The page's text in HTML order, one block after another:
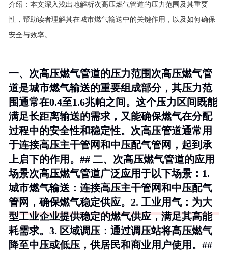
介绍： 本文深入浅出地解析次高压燃气管道的压力范围及其重要
性，帮助读者理解其在城市燃气输送中的关键作用，以及如何确保
安全与效率。
一、次高压燃气管道的压力范围次高压燃气管
道是城市燃气输送的重要组成部分，其压力范
围通常在0.4至1.6兆帕之间。这个压力区间既能
满足长距离输送的需求，又能确保燃气在分配
过程中的安全性和稳定性。次高压管道通常用
于连接高压主干管网和中压配气管网，起到承
上启下的作用。## 二、次高压燃气管道的应用
场景次高压燃气管道广泛应用于以下场景：1.
城市燃气输送 ：连接高压主干管网和中压配气
管网，确保燃气稳定供应。2. 工业用气 ：为大
型工业企业提供稳定的燃气供应，满足其高能
耗需求。3. 区域调压 ：通过调压站将高压燃气
降至中压或低压，供居民和商业用户使用。##